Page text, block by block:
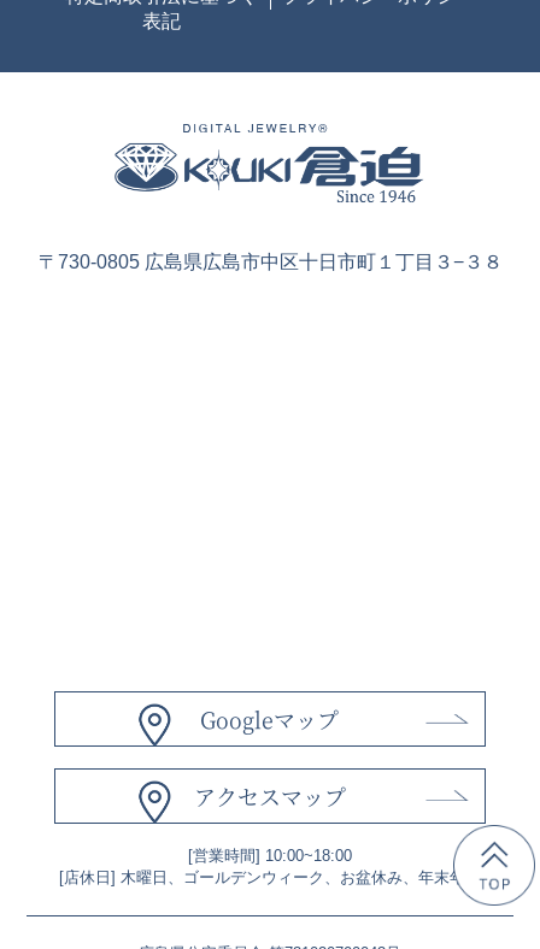
表記
〒730-0805 広島県広島市中区十日市町１丁目３−３８
Googleマップ
アクセスマップ
[営業時間] 10:00~18:00
[店休日] 木曜日、ゴールデンウィーク、お盆休み、年末年始